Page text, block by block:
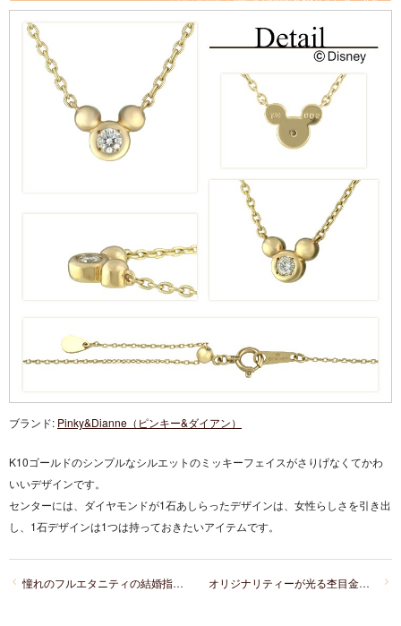
ブランド: Pinky&Dianne（ピンキー&ダイアン）
K10ゴールドのシンプルなシルエットのミッキーフェイスがさりげなくてかわ
いいデザインです。
センターには、ダイヤモンドが1石あしらったデザインは、女性らしさを引き出
し、1石デザインは1つは持っておきたいアイテムです。
オリジナリティーが光る杢目金屋”逢桜”の結婚指輪
憧れのフルエタニティの結婚指輪をにわかのことほぎでお選びいただきました！